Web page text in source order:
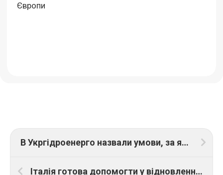
Європи
В Укргідроенерго назвали умови, за яких Каховську ГЕС можуть не відбудовувати
Італія готова допомогти у відновленні Спасо-Преображенського собору, зруйнованого ракетами росіян